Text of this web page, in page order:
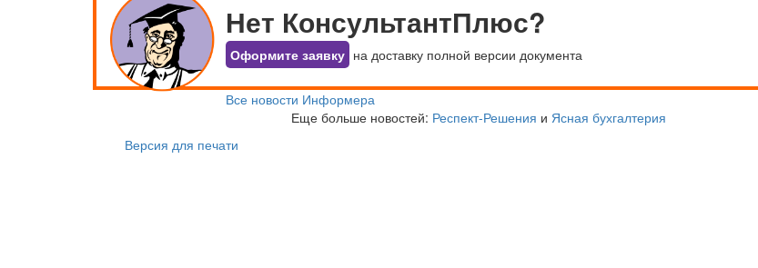
Нет КонсультантПлюс?
Оформите заявку на доставку полной версии документа
Все новости Информера
Еще больше новостей: Респект-Решения и Ясная бухгалтерия
Версия для печати